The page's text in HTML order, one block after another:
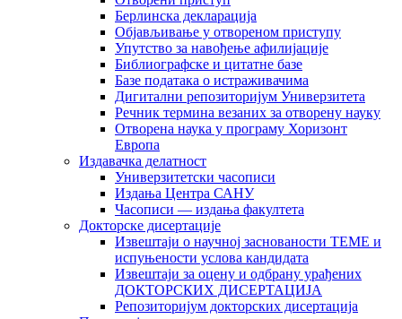
Берлинска декларација
Објављивање у отвореном приступу
Упутство за навођење афилијације
Библиографске и цитатне базе
Базе података о истраживачима
Дигитални репозиторијум Универзитета
Рeчник термина везаних за отворену науку
Отворена наука у програму Хоризонт
Европа
Издавачка делатност
Универзитетски часописи
Издања Центра САНУ
Часописи — издања факултета
Докторске дисертације
Извештаји о научној заснованости ТЕМЕ и
испуњености услова кандидата
Извештаји за оцену и одбрану урађених
ДОКТОРСКИХ ДИСЕРТАЦИЈА
Репозиторијум докторских дисертација